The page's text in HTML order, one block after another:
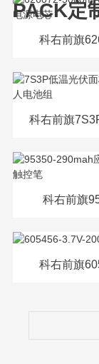
科右前旗
科右前旗
科右前旗
触控笔
科右前旗